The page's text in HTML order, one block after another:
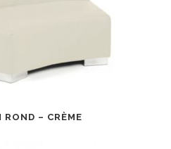
ROND – CRÈME